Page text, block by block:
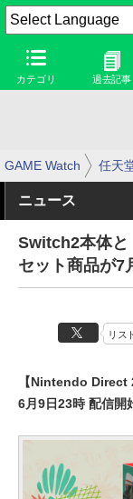
カテゴリ 過去記事
GAME Watch 任天
ニュース
Switch2本体と
セット商品が7
リス
【Nintendo Direct
6月9日23時 配信開